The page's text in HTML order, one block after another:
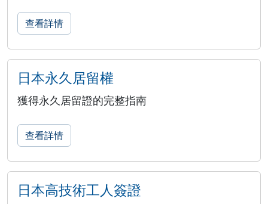
查看詳情
日本永久居留權
獲得永久居留證的完整指南
查看詳情
日本高技術工人簽證